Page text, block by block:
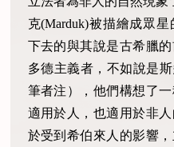
克(Marduk)被描繪成眾星
下去的與其說是古希臘
多德主義者，不如說是
筆者注），他們構想了
適用於人，也適用於非
於受到希伯來人的影響